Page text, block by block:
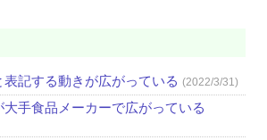
記する動きが広がっている (2022/3/31)
手食品メーカーで広がっている